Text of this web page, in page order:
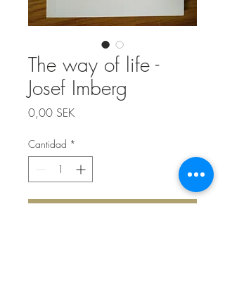
The way of life -
Josef Imberg
0,00 SEKPrecio
Cantidad *